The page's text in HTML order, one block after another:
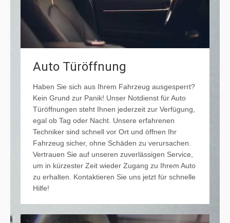
Auto Türöffnung
Haben Sie sich aus Ihrem Fahrzeug ausgesperrt?
Kein Grund zur Panik! Unser Notdienst für Auto
Türöffnungen steht Ihnen jederzeit zur Verfügung,
egal ob Tag oder Nacht. Unsere erfahrenen
Techniker sind schnell vor Ort und öffnen Ihr
Fahrzeug sicher, ohne Schäden zu verursachen.
Vertrauen Sie auf unseren zuverlässigen Service,
um in kürzester Zeit wieder Zugang zu Ihrem Auto
zu erhalten. Kontaktieren Sie uns jetzt für schnelle
Hilfe!